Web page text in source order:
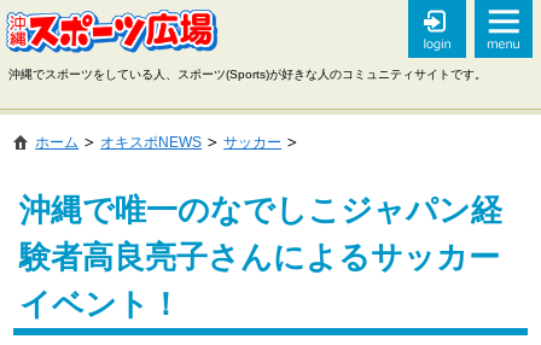
沖縄でスポーツをしている人、スポーツ(Sports)が好きな人のコミュニティサイトです。
ホーム オキスポNEWS サッカー
沖縄で唯一のなでしこジャパン経
験者高良亮子さんによるサッカー
イベント！